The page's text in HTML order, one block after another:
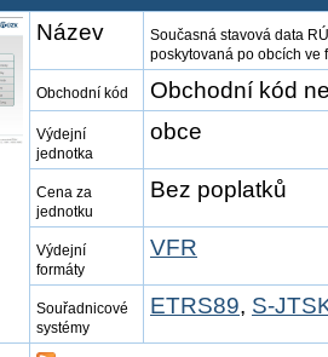
Název
Současná stavová data
poskytovaná po obcích ve
Obchodní kód Obchodní kód
Výdejní
jednotka
obce
Cena za
jednotku
Bez poplatků
Výdejní
formáty
VFR
Souřadnicové
systémy
ETRS89, S-